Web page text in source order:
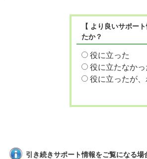
【 より良いサポー
たか？
役に立った
役に立たなかっ
役に立ったが
引き続きサポート情報をご覧になる場